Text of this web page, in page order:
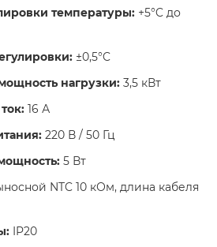
температуры: +5°C до
±0,5°C
нагрузки: 3,5 кВт
16 А
220 В / 50 Гц
5 Вт
NTC 10 кОм, длина кабеля
IP20